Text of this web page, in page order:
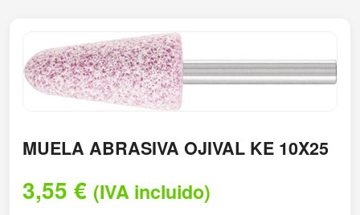
MUELA ABRASIVA OJIVAL KE 10X25
3,55 € (IVA incluido)